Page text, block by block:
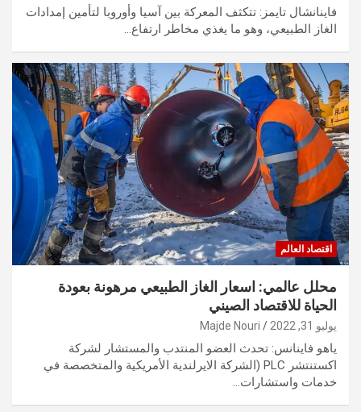
فاينانشال تايمز: تتكثف المعركة بين آسيا وأوروبا لتأمين إمدادات
الغاز الطبيعي، وهو ما يغذي مخاطر ارتفاع…
اقتصاد العالم
محلل عالمي: اسعار الغاز الطبيعي مرهونة بعودة
الحياة للاقتصاد الصيني
يوليو 31, 2022 Majde Nouri
ياهو فاينانس: تحدث العضو المنتدب والمستشار لشركة
اكستنتشر PLC (الشركة الايرلندية الأمريكية والمتخصصة في
خدمات واستشارات…